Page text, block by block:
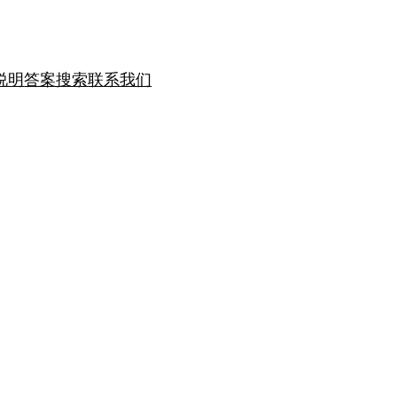
明答案搜索联系我们